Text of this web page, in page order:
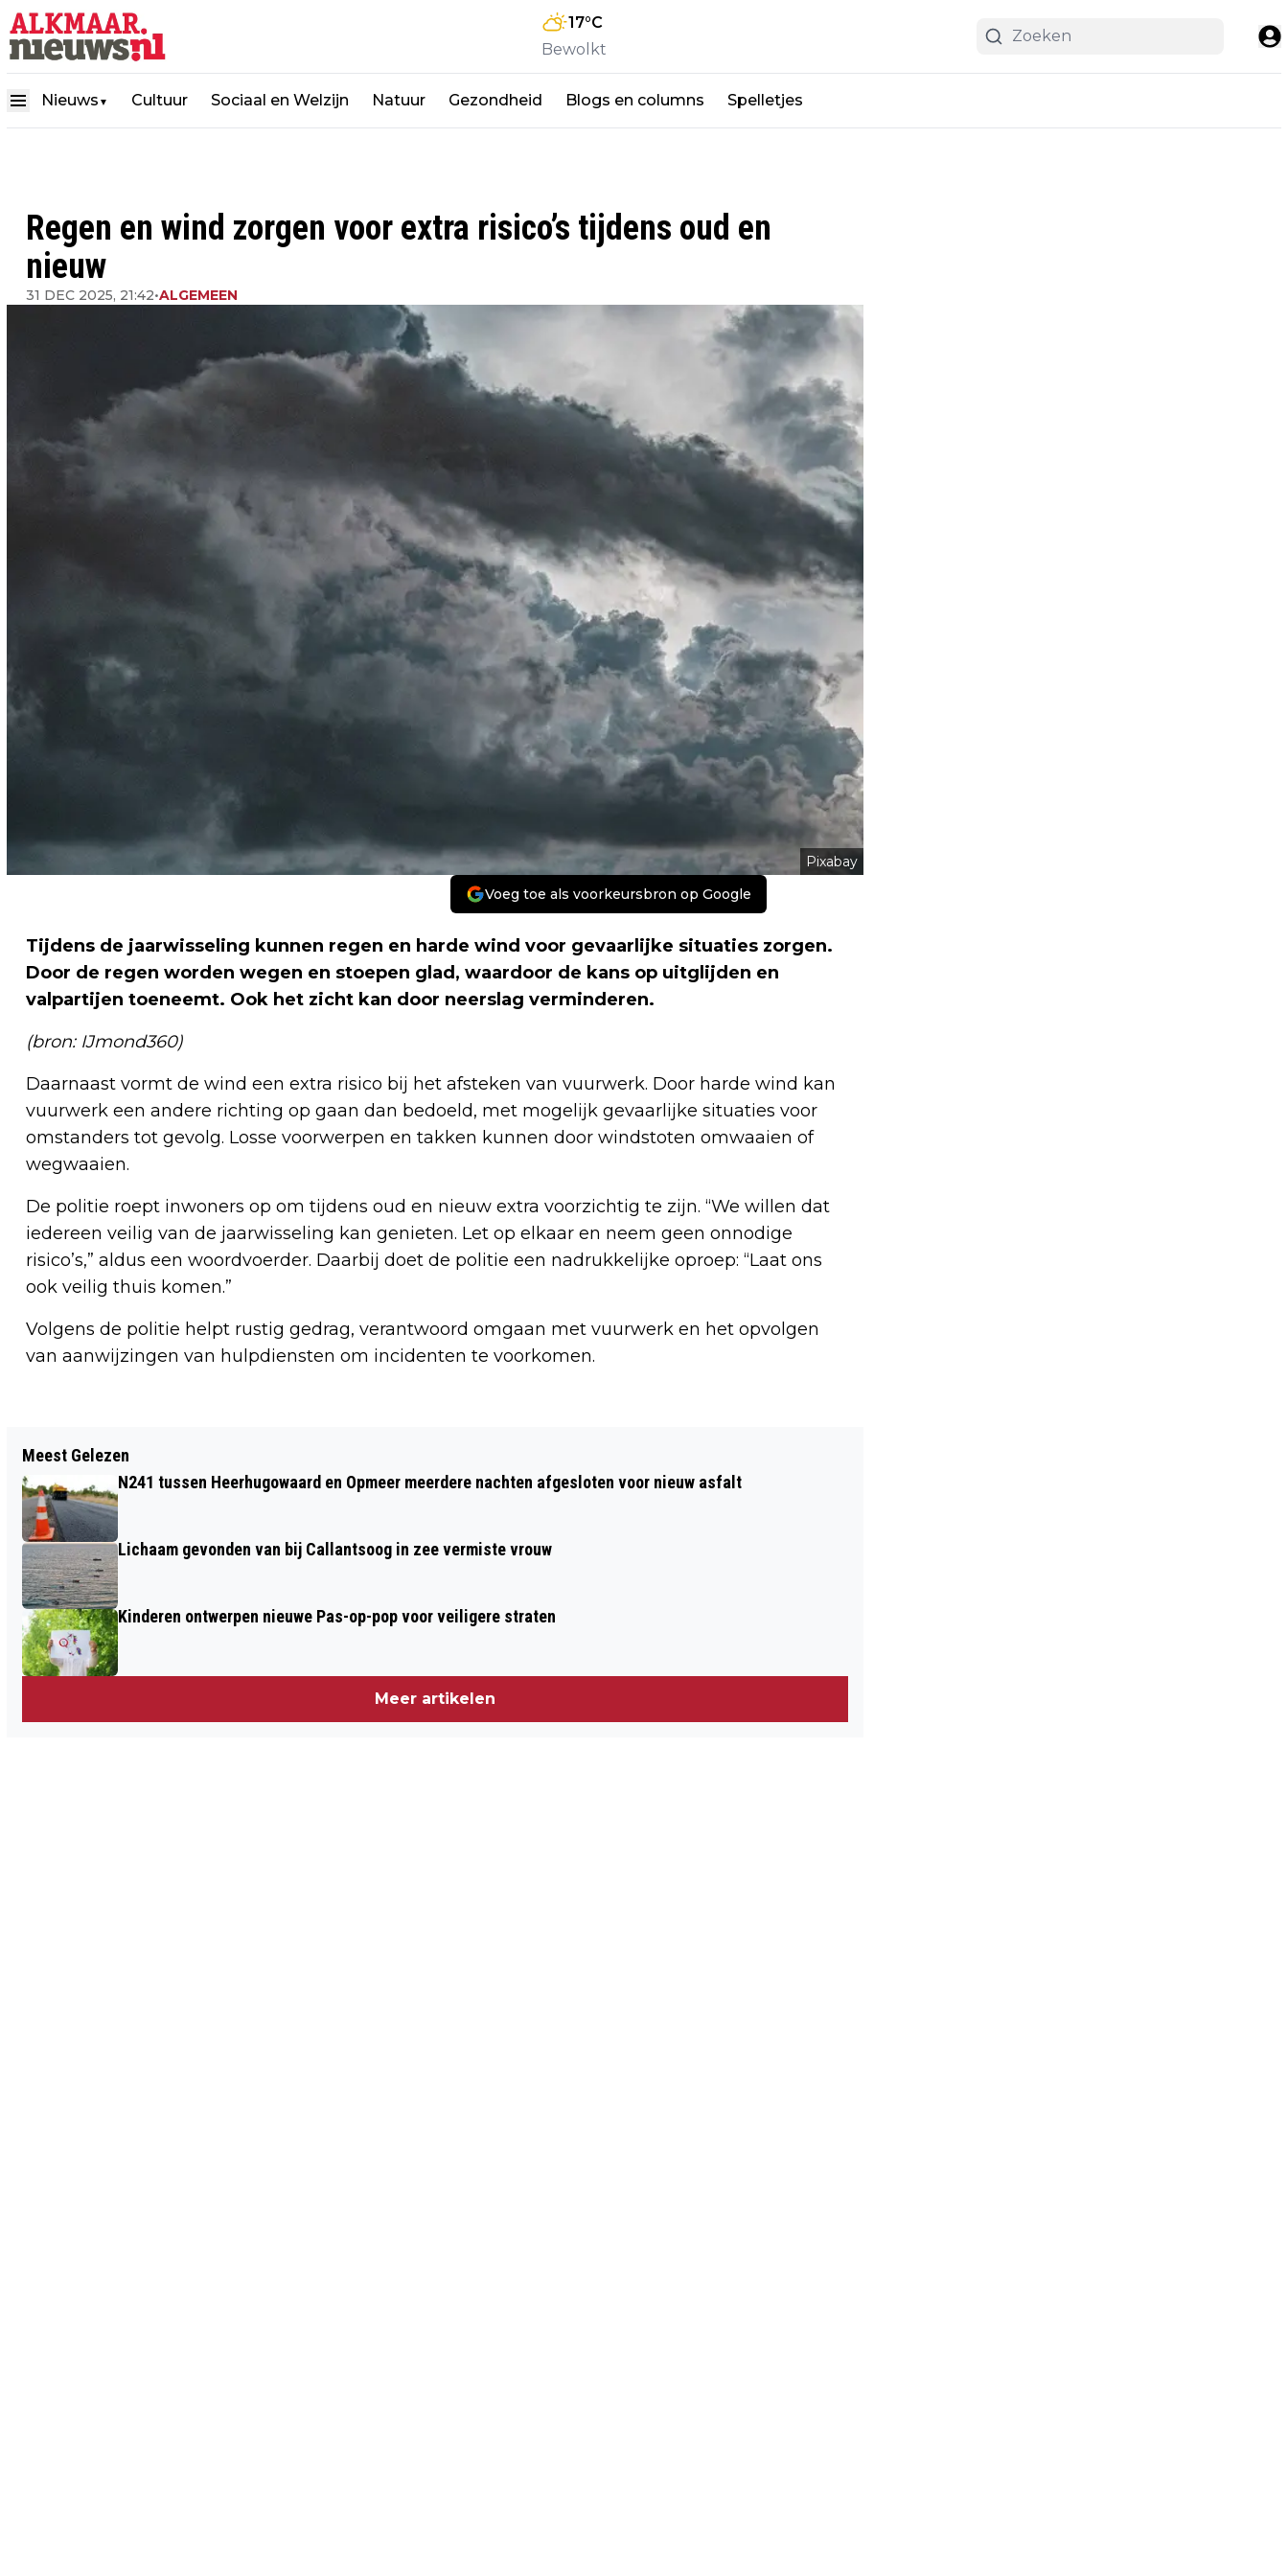
17°C
Bewolkt
Nieuws ▼ Cultuur Sociaal en Welzijn Natuur Gezondheid Blogs en columns Spelletjes
Regen en wind zorgen voor extra risico’s tijdens oud en
nieuw
31 DEC 2025, 21:42•ALGEMEEN
Pixabay
Voeg toe als voorkeursbron op Google
Tijdens de jaarwisseling kunnen regen en harde wind voor gevaarlijke situaties zorgen.
Door de regen worden wegen en stoepen glad, waardoor de kans op uitglijden en
valpartijen toeneemt. Ook het zicht kan door neerslag verminderen.
(bron: IJmond360)
Daarnaast vormt de wind een extra risico bij het afsteken van vuurwerk. Door harde wind kan
vuurwerk een andere richting op gaan dan bedoeld, met mogelijk gevaarlijke situaties voor
omstanders tot gevolg. Losse voorwerpen en takken kunnen door windstoten omwaaien of
wegwaaien.
De politie roept inwoners op om tijdens oud en nieuw extra voorzichtig te zijn. “We willen dat
iedereen veilig van de jaarwisseling kan genieten. Let op elkaar en neem geen onnodige
risico’s,” aldus een woordvoerder. Daarbij doet de politie een nadrukkelijke oproep: “Laat ons
ook veilig thuis komen.”
Volgens de politie helpt rustig gedrag, verantwoord omgaan met vuurwerk en het opvolgen
van aanwijzingen van hulpdiensten om incidenten te voorkomen.
UITSLAANDE BALKONBRAND
VEROORZAAKT AANZIENLIJKE SCHADE
AAN FLATWONING
RIVIERENWIJK HEERHUGOWAARD
Meest Gelezen
N241 tussen Heerhugowaard en Opmeer meerdere nachten afgesloten voor nieuw asfalt
Lichaam gevonden van bij Callantsoog in zee vermiste vrouw
Kinderen ontwerpen nieuwe Pas-op-pop voor veiligere straten
Meer artikelen